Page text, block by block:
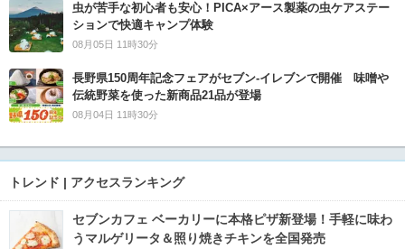
虫が苦手な初心者も安心！PICA×アース製薬の虫ケアステー
ションで快適キャンプ体験
08月05日 11時30分
長野県150周年記念フェアがセブン-イレブンで開催 味噌や
伝統野菜を使った新商品21品が登場
08月04日 11時30分
トレンド | アクセスランキング
セブンカフェ ベーカリーに本格ピザ新登場！手軽に味わ
うマルゲリータ＆照り焼きチキンを全国発売